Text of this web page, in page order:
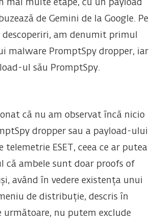
mai multe etape, cu un payload
de Gemini de la Google. Pe
descoperiri, am denumit primul
malware PromptSpy dropper, iar
ul său PromptSpy.
că nu am observat încă nicio
dropper sau a payload-ului
telemetrie ESET, ceea ce ar putea
că ambele sunt doar proofs of
având în vedere existența unui
de distribuție, descris în
următoare, nu putem exclude